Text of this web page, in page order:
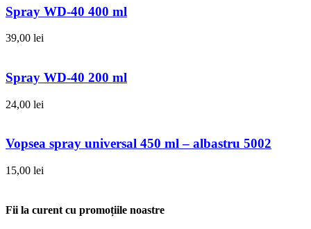
Spray WD-40 400 ml
39,00 lei
Spray WD-40 200 ml
24,00 lei
Vopsea spray universal 450 ml – albastru 5002
15,00 lei
Fii la curent cu promoțiile noastre